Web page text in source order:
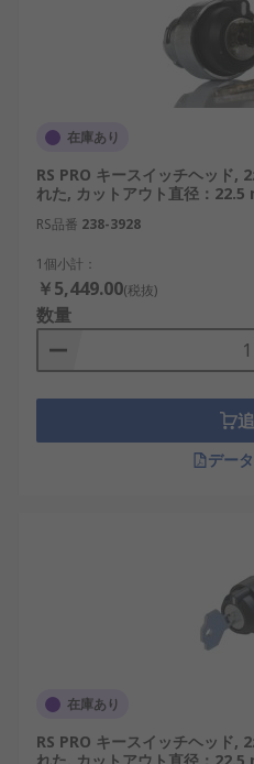
在庫あり
RS PRO キースイッチヘッド,
れた, カットアウト直径：22.5
RS品番 238-3928
1個小計：
￥5,449.00(税抜)
数量
デー
在庫あり
RS PRO キースイッチヘッド,